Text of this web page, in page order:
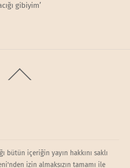
gibiyim’
To
bütün içeriğin yayın hakkını saklı
izin almaksızın tamamı ile